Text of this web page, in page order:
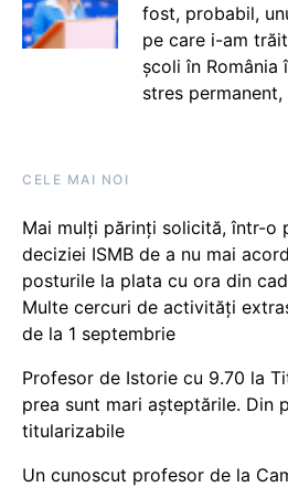
fost, probabil,
pe care i-am
școli în România
stres
CELE MAI NOI
Mai mulți părinți solicită, într-o
deciziei ISMB de a nu mai
posturile la plata cu ora din
Multe cercuri de activități
de la 1 septembrie
Profesor de Istorie cu 9.70 la
prea sunt mari așteptările. Din
titularizabile
Un cunoscut profesor de la